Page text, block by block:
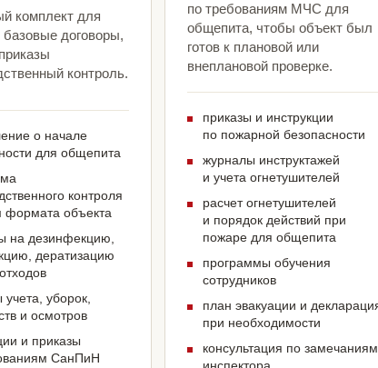
комплект для
договоры,
контроль.
о начале
для общепита
контроля
формата объекта
на дезинфекцию,
дератизацию
уборок,
и осмотров
и приказы
СанПиН
по требованиям МЧС для
общепита, чтобы объект был
готов к плановой или
внеплановой проверке.
приказы и инструкции
по пожарной безопасности
журналы инструктажей
и учета огнетушителей
расчет огнетушителей
и порядок действий при
пожаре для общепита
программы обучения
сотрудников
план эвакуации и
при необходимости
консультация по замечаниям